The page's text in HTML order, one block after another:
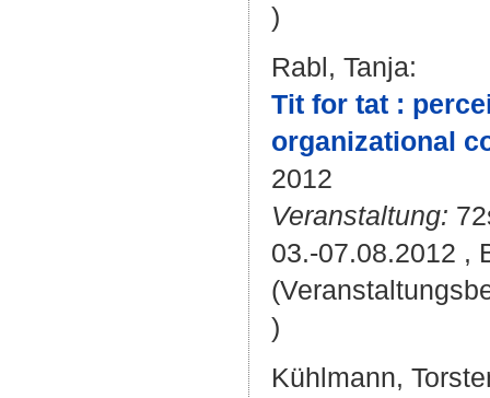
)
Rabl, Tanja:
Tit for tat :
organizational
2012
Veranstaltung:
03.-07.08.2012 ,
)
Kühlmann,